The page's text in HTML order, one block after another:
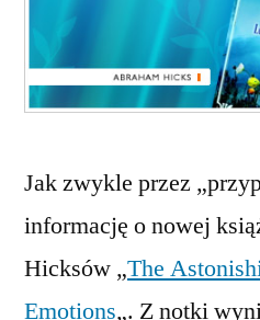
Jak zwykle przez
informację o nowej
Hicksów „The
Emotions„. Z notki